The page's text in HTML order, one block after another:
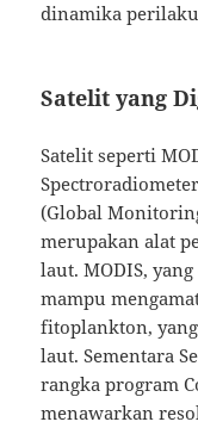
dinamika
Satelit yang
Satelit seperti
(Global
merupakan alat
laut. MODIS,
mampu
fitoplankton,
laut. Sementara
rangka program
menawarkan